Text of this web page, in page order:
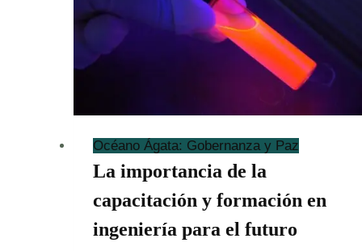
Océano Ágata: Gobernanza y Paz
La importancia de la
capacitación y formación en
ingeniería para el futuro